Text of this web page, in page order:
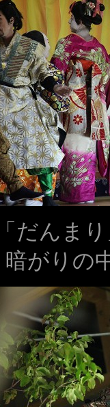
「だんま
暗がりの